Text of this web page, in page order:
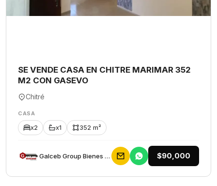
SE VENDE CASA EN CHITRE MARIMAR 352
M2 CON GASEVO
Chitré
CASA
x2 x1 352 m²
Galceb Group Bienes Raices $90,000